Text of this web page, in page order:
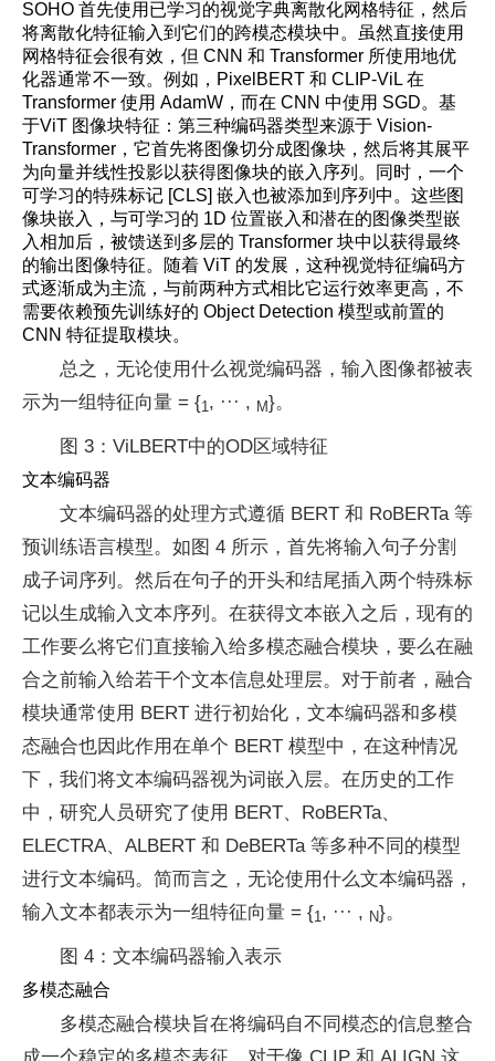
SOHO 首先使用已学习的视觉字典离散化网格特征，然后
将离散化特征输入到它们的跨模态模块中。虽然直接使用
网格特征会很有效，但 CNN 和 Transformer 所使用地优
化器通常不一致。例如，PixelBERT 和 CLIP-ViL 在
Transformer 使用 AdamW，而在 CNN 中使用 SGD。基
于ViT 图像块特征：第三种编码器类型来源于 Vision-
Transformer，它首先将图像切分成图像块，然后将其展平
为向量并线性投影以获得图像块的嵌入序列。同时，一个
可学习的特殊标记 [CLS] 嵌入也被添加到序列中。这些图
像块嵌入，与可学习的 1D 位置嵌入和潜在的图像类型嵌
入相加后，被馈送到多层的 Transformer 块中以获得最终
的输出图像特征。随着 ViT 的发展，这种视觉特征编码方
式逐渐成为主流，与前两种方式相比它运行效率更高，不
需要依赖预先训练好的 Object Detection 模型或前置的
CNN 特征提取模块。
总之，无论使用什么视觉编码器，输入图像都被表
示为一组特征向量 = {1, ··· , M}。
图 3：ViLBERT中的OD区域特征
文本编码器
文本编码器的处理方式遵循 BERT 和 RoBERTa 等
预训练语言模型。如图 4 所示，首先将输入句子分割
成子词序列。然后在句子的开头和结尾插入两个特殊标
记以生成输入文本序列。在获得文本嵌入之后，现有的
工作要么将它们直接输入给多模态融合模块，要么在融
合之前输入给若干个文本信息处理层。对于前者，融合
模块通常使用 BERT 进行初始化，文本编码器和多模
态融合也因此作用在单个 BERT 模型中，在这种情况
下，我们将文本编码器视为词嵌入层。在历史的工作
中，研究人员研究了使用 BERT、RoBERTa、
ELECTRA、ALBERT 和 DeBERTa 等多种不同的模型
进行文本编码。简而言之，无论使用什么文本编码器，
输入文本都表示为一组特征向量 = {1, ··· , N}。
图 4：文本编码器输入表示
多模态融合
多模态融合模块旨在将编码自不同模态的信息整合